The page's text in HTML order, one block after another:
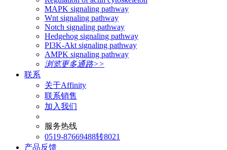
MAPK signaling pathway
Wnt signaling pathway
Notch signaling pathway
Hedgehog signaling pathway
PI3K-Akt signaling pathway
AMPK signaling pathway
浏览更多通路>>
联系
关于Affinity
联系销售
加入我们
服务热线
0519-87669488转8021
产品反馈